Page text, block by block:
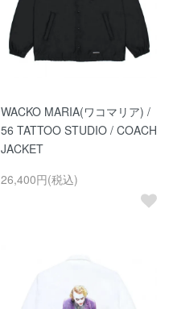
WACKO MARIA(ワコマリア) /
56 TATTOO STUDIO / COACH
JACKET
26,400円(税込)